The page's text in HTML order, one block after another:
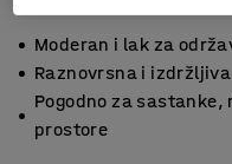
Moderan i lak za
Raznovrsna i
Pogodno za
prostore